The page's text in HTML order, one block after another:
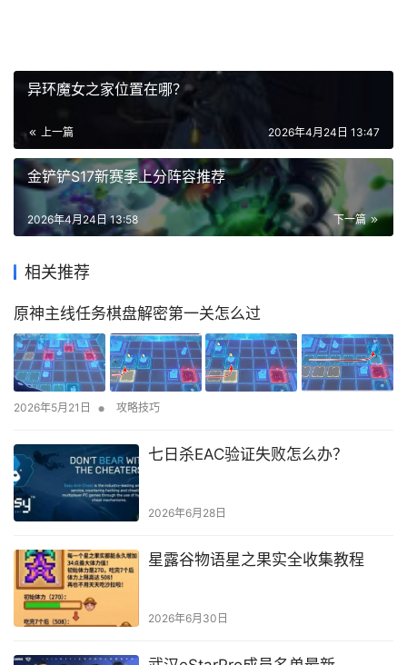
异环魔女之家位置在哪？
上一篇 2026年4月24日 13:47
金铲铲S17新赛季上分阵容推荐
下一篇
2026年4月24日 13:58
相关推荐
原神主线任务棋盘解密第一关怎么过
2026年5月21日 • 攻略技巧
七日杀EAC验证失败怎么办？
2026年6月28日
星露谷物语星之果实全收集教程
2026年6月30日